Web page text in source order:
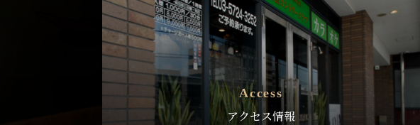
Access
アクセス情報